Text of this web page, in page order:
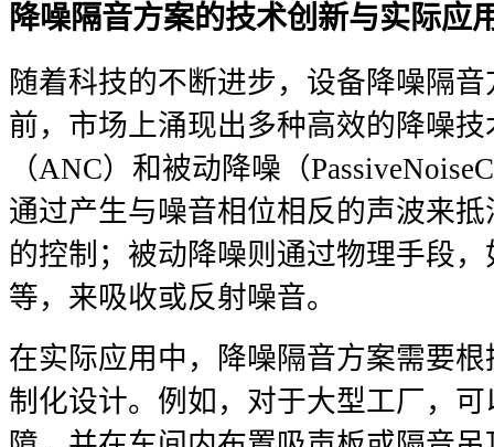
降噪隔音方案的技术创新与实际应
随着科技的不断进步，设备降噪隔
前，市场上涌现出多种高效的降噪
（ANC）和被动降噪（
通过产生与噪音相位相反的声波来
的控制；被动降噪则通过物理手段
等，来吸收或反射噪音。
在实际应用中，降噪隔音方案需要
制化设计。例如，对于大型工厂，